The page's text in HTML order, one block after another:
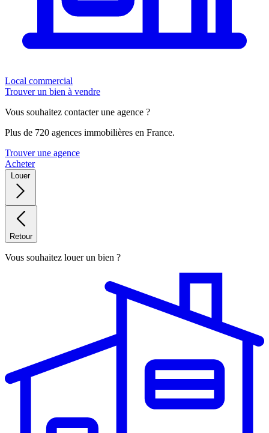
Local commercial
Trouver un bien à vendre
Vous souhaitez contacter une agence ?
Plus de 720 agences immobilières en France.
Trouver une agence
Acheter
Louer
Retour
Vous souhaitez louer un bien ?